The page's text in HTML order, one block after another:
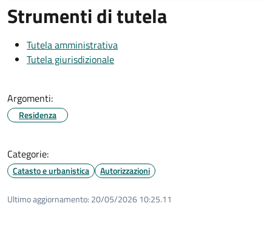
Strumenti di tutela
Tutela amministrativa
Tutela giurisdizionale
Argomenti:
Residenza
Categorie:
Catasto e urbanistica Autorizzazioni
Ultimo aggiornamento: 20/05/2026 10:25.11